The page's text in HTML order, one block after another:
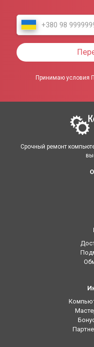
Принимаю условия
Срочный ремонт